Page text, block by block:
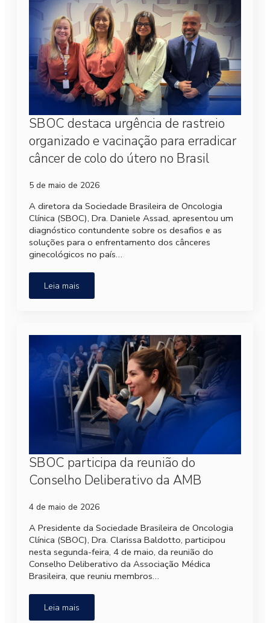
SBOC destaca urgência de rastreio
organizado e vacinação para erradicar
câncer de colo do útero no Brasil
5 de maio de 2026
A diretora da Sociedade Brasileira de Oncologia
Clínica (SBOC), Dra. Daniele Assad, apresentou um
diagnóstico contundente sobre os desafios e as
soluções para o enfrentamento dos cânceres
ginecológicos no país…
Leia mais
SBOC participa da reunião do
Conselho Deliberativo da AMB
4 de maio de 2026
A Presidente da Sociedade Brasileira de Oncologia
Clínica (SBOC), Dra. Clarissa Baldotto, participou
nesta segunda-feira, 4 de maio, da reunião do
Conselho Deliberativo da Associação Médica
Brasileira, que reuniu membros…
Leia mais